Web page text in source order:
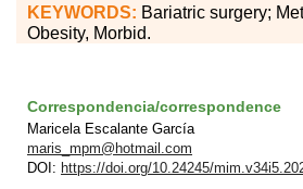
KEYWORDS: Bariatric surgery;
Obesity, Morbid.
Correspondencia/correspondence
Maricela Escalante García
maris_mpm@hotmail.com
DOI: https://doi.org/10.24245/